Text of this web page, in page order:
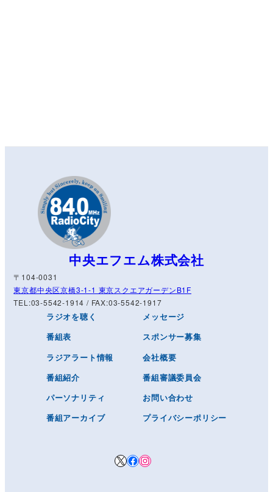
中央エフエム株式会社
〒104-0031
東京都中央区京橋3-1-1 東京スクエアガーデンB1F
TEL:03-5542-1914 / FAX:03-5542-1917
ラジオを聴く
番組表
ラジアラート情報
番組紹介
パーソナリティ
番組アーカイブ
メッセージ
スポンサー募集
会社概要
番組審議委員会
お問い合わせ
プライバシーポリシー
XFacebook
Instagram